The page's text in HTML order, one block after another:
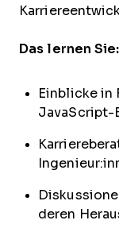
Das lernen Sie:
Einblicke in
JavaScript-
deren